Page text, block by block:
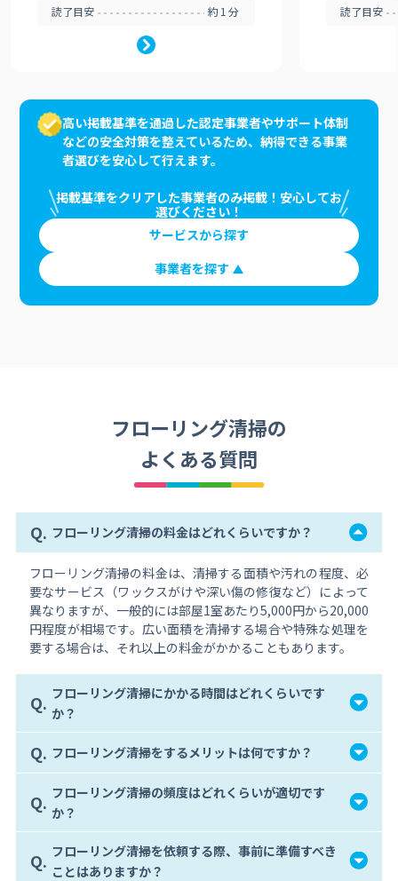
読了目安 約1分 読了目安
高い掲載基準を通過した認定事業者やサポート体制
などの安全対策を整えているため、納得できる事業
者選びを安心して行えます。
掲載基準をクリアした事業者のみ掲載！安心してお
選びください！
サービスから探す
事業者を探す
フローリング清掃の
よくある質問
Q. フローリング清掃の料金はどれくらいですか？
フローリング清掃の料金は、清掃する面積や汚れの程度、必
要なサービス（ワックスがけや深い傷の修復など）によって
異なりますが、一般的には部屋1室あたり5,000円から20,000
円程度が相場です。広い面積を清掃する場合や特殊な処理を
要する場合は、それ以上の料金がかかることもあります。
Q. フローリング清掃にかかる時間はどれくらいです
か？
Q. フローリング清掃をするメリットは何ですか？
Q. フローリング清掃の頻度はどれくらいが適切です
か？
Q. フローリング清掃を依頼する際、事前に準備すべき
ことはありますか？